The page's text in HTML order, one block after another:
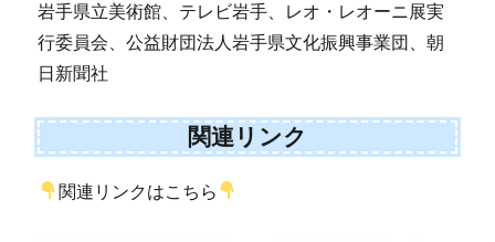
岩手県立美術館、テレビ岩手、レオ・レオーニ展実
行委員会、公益財団法人岩手県文化振興事業団、朝
日新聞社
関連リンク
関連リンクはこちら